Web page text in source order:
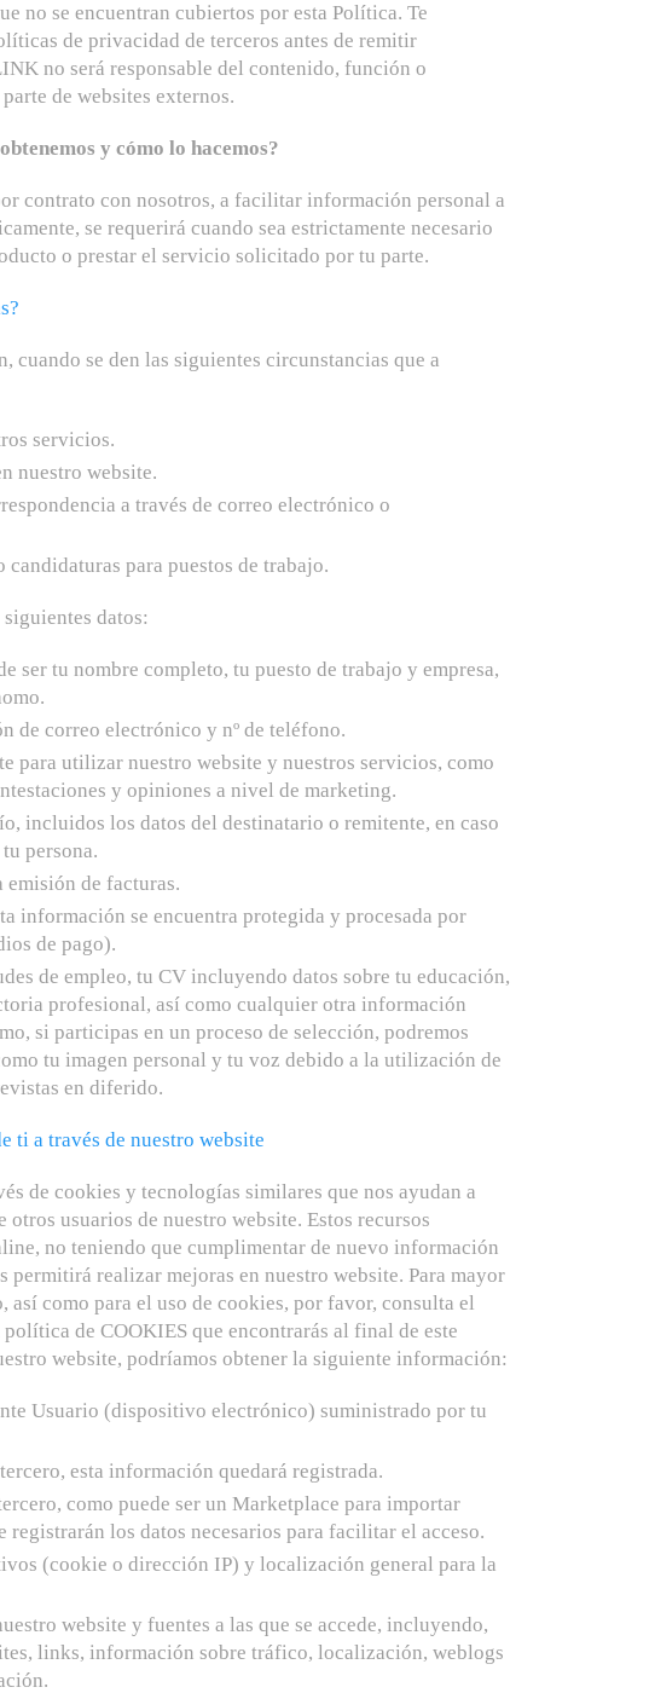
no se encuentran cubiertos por esta Política. Te
de privacidad de terceros antes de remitir
no será responsable del contenido, función o
de websites externos.
y cómo lo hacemos?
contrato con nosotros, a facilitar información personal a
se requerirá cuando sea estrictamente necesario
o prestar el servicio solicitado por tu parte.
cuando se den las siguientes circunstancias que a
servicios.
nuestro website.
a través de correo electrónico o
para puestos de trabajo.
datos:
ser tu nombre completo, tu puesto de trabajo y empresa,
de correo electrónico y nº de teléfono.
para utilizar nuestro website y nuestros servicios, como
y opiniones a nivel de marketing.
incluidos los datos del destinatario o remitente, en caso
persona.
de facturas.
información se encuentra protegida y procesada por
de pago).
de empleo, tu CV incluyendo datos sobre tu educación,
profesional, así como cualquier otra información
si participas en un proceso de selección, podremos
tu imagen personal y tu voz debido a la utilización de
en diferido.
ti a través de nuestro website
de cookies y tecnologías similares que nos ayudan a
usuarios de nuestro website. Estos recursos
no teniendo que cumplimentar de nuevo información
permitirá realizar mejoras en nuestro website. Para mayor
así como para el uso de cookies, por favor, consulta el
de COOKIES que encontrarás al final de este
website, podríamos obtener la siguiente información:
Usuario (dispositivo electrónico) suministrado por tu
esta información quedará registrada.
como puede ser un Marketplace para importar
registrarán los datos necesarios para facilitar el acceso.
(cookie o dirección IP) y localización general para la
website y fuentes a las que se accede, incluyendo,
links, información sobre tráfico, localización, weblogs